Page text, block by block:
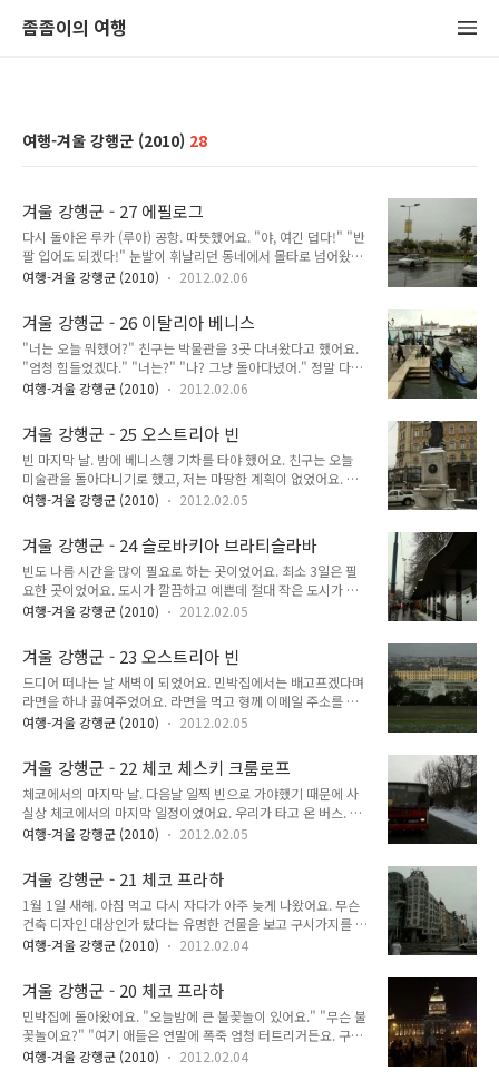
좀좀이의 여행
여행-겨울 강행군 (2010) 28
겨울 강행군 - 27 에필로그
다시 돌아온 루카 (루아) 공항. 따뜻했어요. "야, 여긴 덥다!" "반
팔 입어도 되겠다!" 눈발이 휘날리던 동네에서 몰타로 넘어왔더
니 진짜 푹푹 찌는 것 같았어요. 숙소로 돌아오자마자 샤워를 하
야겠어. 다음날. 분명 공항에 도착했을 때만 해도 무지 덥다고 생
각했는데 일어나보니 추웠어요. "어이쿠 추워! 밤새 몰타도 영하
로 떨어졌나?" 그럴 리가 없죠. 신기한 것은 하룻밤 푹 자고 나니
몸이 다시 몰타 날씨에 적응해 버렸다는 것. 다시 마음을 잡고 공
부를 하기로 마음먹은 것도 잠시. 갑자기 생각이 바뀌어 귀국하
는 몰타에서 여유롭게 공부할 시간이 없었어요. 그래서 여행 다
녀온지 일..
여행-겨울 강행군 (2010) 2012.02.06
겨울 강행군 - 26 이탈리아 베니스
"너는 오늘 뭐했어?" 친구는 박물관을 3곳 다녀왔다고 했어요.
"엄청 힘들었겠다." "너는?" "나? 그냥 돌아다녔어." 정말 다리
가 아팠어요. 미친듯이 걸어다녔어요. 아침부터 저녁까지 계속
얼어있었고 다리는 얼얼했어요. 몸을 녹인 거라고는 잠깐 카페에
서 커피 한 잔 마신 것...그 정도였어요. 교회에 들어가 잠시 앉아
서 쉬던 것도 몸을 녹인 거라면 몸을 녹인 거겠죠. 하지만 교회도
추웠어요. 안 추운 것은 아니었어요. 단지 바깥보다 덜 추웠을 뿐
이었어요. 기차에서 정신없이 잤어요. 국경 심사 따위는 없었어
언제 잠들었는지도 모르겠어요. 그냥 기절하듯 잠들었어요. 아
침. 베니..
여행-겨울 강행군 (2010) 2012.02.06
겨울 강행군 - 25 오스트리아 빈
빈 마지막 날. 밤에 베니스행 기차를 타야 했어요. 친구는 오늘
미술관을 돌아다니기로 했고, 저는 마땅한 계획이 없었어요. 다
른 사람들이 다 나간 후에도 예진 누나와 잡담하며 놀았어요. 아
처음 오게 된 이유는 첼로 유학이었대요. 그러면서 '첼로'에 대한
고정관념 중 하나 - 많은 사람들이 '첼로' 하면 한쪽 어깨에 첼로
를 맨 가냘픈 소녀를 상상하는데... 그딴 거 없다! 첼로가 한쪽 어
깨에 맬 수 있는 만만한 악기가 아니라고 했어요. 생각해보니 기
타를 한쪽 어깨에 메고 다니는 사람을 거의 본 적이 없어요. 첼로
면서 첼로한테 우산 씌워주는 건 당연한 거고, 택시탈 때 참 문제
라고 했어요..
여행-겨울 강행군 (2010) 2012.02.05
겨울 강행군 - 24 슬로바키아 브라티슬라바
빈도 나름 시간을 많이 필요로 하는 곳이었어요. 최소 3일은 필
요한 곳이었어요. 도시가 깔끔하고 예쁜데 절대 작은 도시가 아
니에요. Rough Guide to Europe 에는 주요 도시 지도가 나와
수 있어요. 빈은 축적이 500m였어요. 이 정도면 매우 큰 도시.
물론 파리보다는 작아요. 파리는 축적이 1km. 볼 것도 많고 도시
도 매우 커요. 유럽을 지켜주고 유럽 대륙을 한때 호령했던 합스
부르크 제국의 수도였어요. 우리의 빈에서의 일정은 총 4일. 3일
째에는 무엇을 할까 고민했어요. "누나, 여기에서 브라티슬라바
브라티슬라바나 갔다 올까? 빈에서 시간을 보내려면 못 보..
여행-겨울 강행군 (2010) 2012.02.05
겨울 강행군 - 23 오스트리아 빈
드디어 떠나는 날 새벽이 되었어요. 민박집에서는 배고프겠다며
라면을 하나 끓여주었어요. 라면을 먹고 형께 이메일 주소를 받
은 후 버스 정거장으로 갔어요. 비엔나까지는 버스로 금방이었어
"헉...글자 어떻게 읽지?" 전날 밤을 새가면서 민박집 정보를 찾
아 보았어요. 하지만 너무 늦어서인지 예약할 수 있는 민박이 없
었어요. 고르고 골라서 민박 2개를 추려내었어요. 일단 닥치고
가 보기로 했어요. 혹시나 예약 취소하는 사람이 있을 수도 있었
거든요. 정 안 되면 바닥에라도 재워다라고 할 생각이었어요. 일
http://www.wienbak.com/) 이때가 2010년 1월 초였는데
생긴지 얼마 안 된 민박이..
여행-겨울 강행군 (2010) 2012.02.05
겨울 강행군 - 22 체코 체스키 크룸로프
체코에서의 마지막 날. 다음날 일찍 빈으로 가야했기 때문에 사
실상 체코에서의 마지막 일정이었어요. 우리가 타고 온 버스. 체
스키 크룸로프에 도착했어요. 버스터미널이라고 부르기도 뭐한
기 진짜 예쁘다!" 감탄사가 자연스럽게 나왔어요. 이것은 눈이
긍정적으로 쌓인 사례라고 해야 할까요? 너무 많이 쌓이지 않아
서 무언가 부드러운 느낌이 들었어요. 화려하고 알록달록한 것보
다 훨씬 부드럽고 동화 같아졌어요. 관광객도, 주민들도 거의 보
이지 않았어요. 겨울 여행이라서 그런 것인지 프라하에서 멀리
람들이 거의 없었어요. 정말 텅 빈 것 같은 거리를 셋이서 걸었어
요. 왠지 동화책 속 세상으로 들어..
여행-겨울 강행군 (2010) 2012.02.05
겨울 강행군 - 21 체코 프라하
1월 1일 새해. 아침 먹고 다시 자다가 아주 늦게 나왔어요. 무슨
건축 디자인 대상인가 탔다는 유명한 건물을 보고 구시가지를 향
해 갔어요. 카를교를 건너 바투스 성당 안으로 들어갔어요. 이거
은이라고 했어요. 정말 크고 웅장한 바투스 성당. 친구와 저녁을
먹었어요. 저는 이날도 꼴레노를 먹었어요. 저녁을 먹고 카를교
를 건너 돌아오는데 오늘도 불꽃놀이...알고보니 오늘 것은 정부
에서 하는 불꽃놀이라고 했어요. 지난 번 프라하 왔을 때 인형극
돈 조반니를 못 보았기 때문에 인형극을 보러 갔어요. 민박집에
여행-겨울 강행군 (2010) 2012.02.04
겨울 강행군 - 20 체코 프라하
민박집에 돌아왔어요. "오늘밤에 큰 불꽃놀이 있어요." "무슨 불
꽃놀이요?" "여기 애들은 연말에 폭죽 엄청 터트리거든요. 구경
하러 가시려면 옷 든든히 입고 가세요. 그리고 술 먹고 난동 피우
여행-겨울 강행군 (2010) 2012.02.04